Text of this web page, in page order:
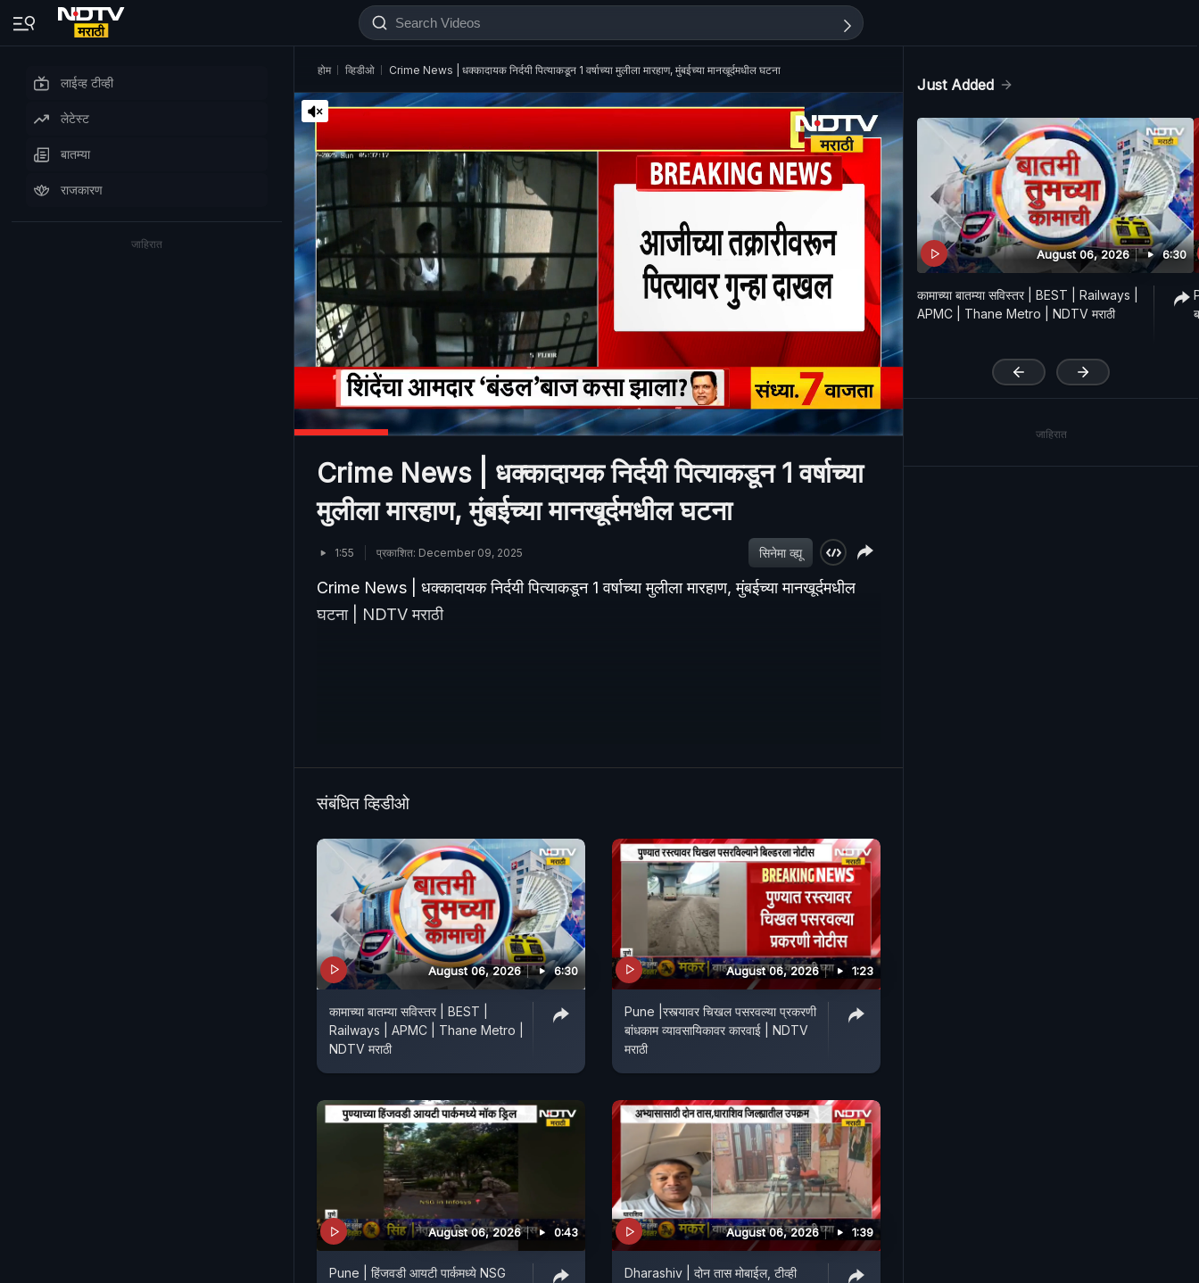
लाईव्ह टीव्ही
लेटेस्ट
बातम्या
राजकारण
जाहिरात
होम व्हिडीओ Crime News | धक्कादायक निर्दयी पित्याकडून 1 वर्षाच्या मुलीला मारहाण, मुंबईच्या मानखूर्दमधील घटना
'
Crime News | धक्कादायक निर्दयी पित्याकडून 1 वर्षाच्या
मुलीला मारहाण, मुंबईच्या मानखूर्दमधील घटना
1:55 प्रकाशित: December 09, 2025 सिनेमा व्ह्यू
Crime News | धक्कादायक निर्दयी पित्याकडून 1 वर्षाच्या मुलीला मारहाण, मुंबईच्या मानखूर्दमधील
घटना | NDTV मराठी
संबंधित व्हिडीओ
August 06, 2026 6:30
कामाच्या बातम्या सविस्तर | BEST |
Railways | APMC | Thane Metro |
NDTV मराठी
August 06, 2026 1:23
Pune |रस्त्यावर चिखल पसरवल्या प्रकरणी
बांधकाम व्यावसायिकावर कारवाई | NDTV
मराठी
August 06, 2026 0:43
Pune | हिंजवडी आयटी पार्कमध्ये NSG
August 06, 2026 1:39
Dharashiv | दोन तास मोबाईल, टीव्ही
Just Added
August 06, 2026 6:30
कामाच्या बातम्या सविस्तर | BEST | Railways |
APMC | Thane Metro | NDTV मराठी
जाहिरात